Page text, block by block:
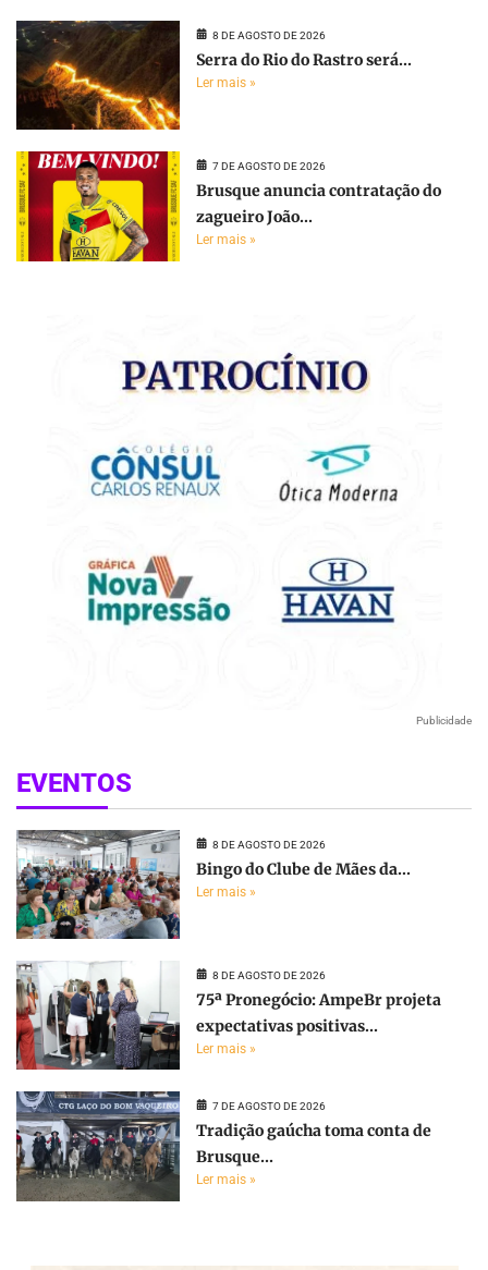
8 DE AGOSTO DE 2026
Serra do Rio do Rastro será...
Ler mais »
7 DE AGOSTO DE 2026
Brusque anuncia contratação do
zagueiro João...
Ler mais »
Publicidade
EVENTOS
8 DE AGOSTO DE 2026
Bingo do Clube de Mães da...
Ler mais »
8 DE AGOSTO DE 2026
75ª Pronegócio: AmpeBr projeta
expectativas positivas...
Ler mais »
7 DE AGOSTO DE 2026
Tradição gaúcha toma conta de
Brusque...
Ler mais »